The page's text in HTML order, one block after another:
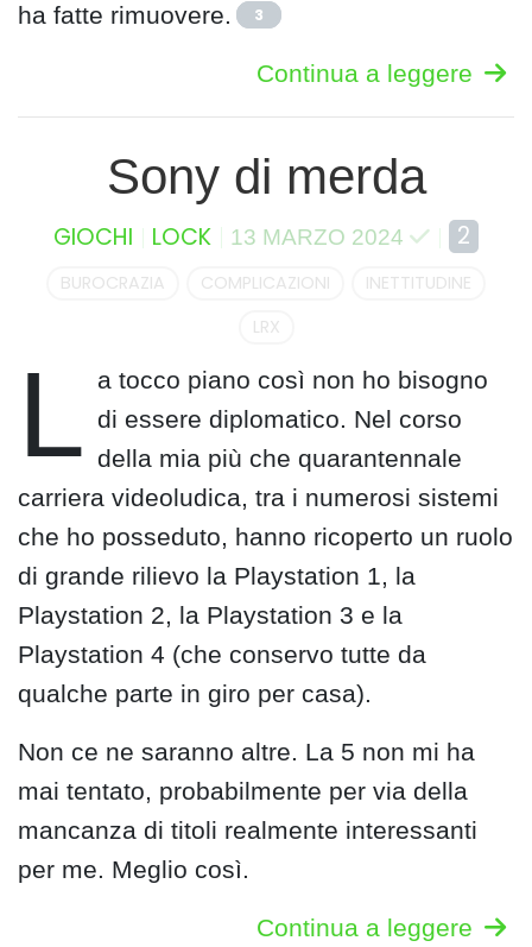
ha fatte rimuovere.
3
Continua a leggere
Sony di merda
GIOCHI LOCK 13 MARZO 2024 2
BUROCRAZIA COMPLICAZIONI
INETTITUDINE
LRX
L
a tocco piano così non ho bisogno
di essere diplomatico. Nel corso
della mia più che quarantennale
carriera videoludica, tra i numerosi sistemi
che ho posseduto, hanno ricoperto un ruolo
di grande rilievo la Playstation 1, la
Playstation 2, la Playstation 3 e la
Playstation 4 (che conservo tutte da
qualche parte in giro per casa).
Non ce ne saranno altre. La 5 non mi ha
mai tentato, probabilmente per via della
mancanza di titoli realmente interessanti
per me. Meglio così.
Continua a leggere